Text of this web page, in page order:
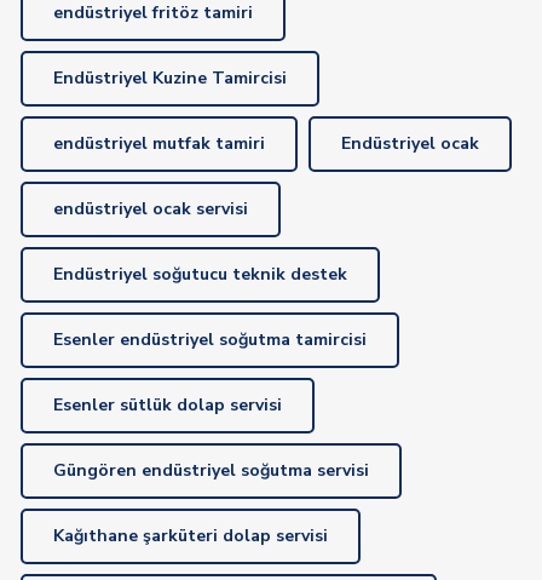
endüstriyel fritöz tamiri
Endüstriyel Kuzine Tamircisi
endüstriyel mutfak tamiri Endüstriyel ocak
endüstriyel ocak servisi
Endüstriyel soğutucu teknik destek
Esenler endüstriyel soğutma tamircisi
Esenler sütlük dolap servisi
Güngören endüstriyel soğutma servisi
Kağıthane şarküteri dolap servisi